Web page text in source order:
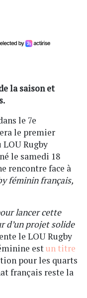
la saison et
le 7e
le premier
Rugby
le samedi 18
rencontre face à
féminin français,
lancer cette
d’un projet solide
le LOU Rugby
estun titre
pour les quarts
français reste la